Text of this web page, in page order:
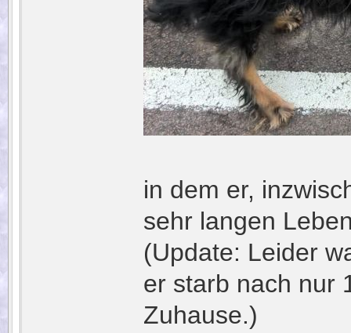
in dem er,
sehr langen
(Update: Leider
er starb nach nur
Zuhause.)